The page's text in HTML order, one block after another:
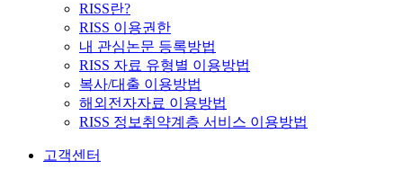
RISS란?
RISS 이용권한
내 관심논문 등록방법
RISS 자료 유형별 이용방법
복사/대출 이용방법
해외전자자료 이용방법
RISS 정보취약계층 서비스 이용방법
고객센터